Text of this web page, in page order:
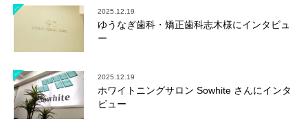
2025.12.19
ゆうなぎ歯科・矯正歯科志木様にインタビュ
ー
2025.12.19
ホワイトニングサロン Sowhite さんにインタ
ビュー